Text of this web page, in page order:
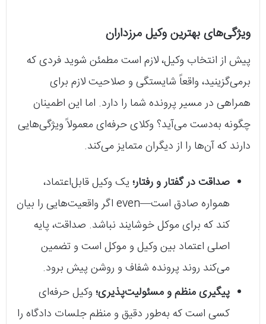
ویژگی‌های بهترین وکیل مرزداران
پیش از انتخاب وکیل، لازم است مطمئن شوید فردی که
برمی‌گزینید، واقعاً شایستگی و صلاحیت لازم برای
همراهی در مسیر پرونده شما را دارد. اما این اطمینان
چگونه به‌دست می‌آید؟ وکلای حرفه‌ای معمولاً ویژگی‌هایی
دارند که آن‌ها را از دیگران متمایز می‌کند.
صداقت در گفتار و رفتار؛ یک وکیل قابل‌اعتماد،
همواره صادق است—even اگر واقعیت‌هایی را بیان
کند که برای موکل خوشایند نباشد. صداقت، پایه
اصلی اعتماد بین وکیل و موکل است و تضمین
می‌کند روند پرونده شفاف و روشن پیش برود.
پیگیری منظم و مسئولیت‌پذیری؛ وکیل حرفه‌ای
کسی است که به‌طور دقیق و منظم جلسات دادگاه را